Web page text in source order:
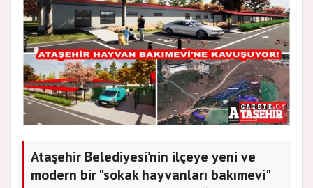
Ataşehir Belediyesi’nin ilçeye yeni ve
modern bir "sokak hayvanları bakımevi"